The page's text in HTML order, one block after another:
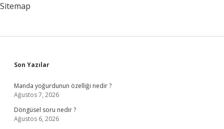
Sitemap
Sidebar
Son Yazılar
Manda yoğurdunun özelliği nedir ?
Ağustos 7, 2026
Döngüsel soru nedir ?
Ağustos 6, 2026